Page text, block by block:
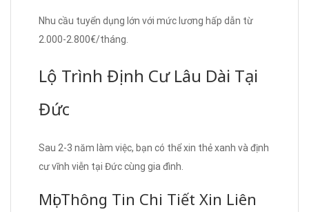
Nhu cầu tuyển dụng lớn với mức lương hấp dẫn từ
2.000-2.800€/tháng.
Lộ Trình Định Cư Lâu Dài Tại
Đức
Sau 2-3 năm làm việc, bạn có thể xin thẻ xanh và định
cư vĩnh viễn tại Đức cùng gia đình.
Mọi Thông Tin Chi Tiết Xin Liên